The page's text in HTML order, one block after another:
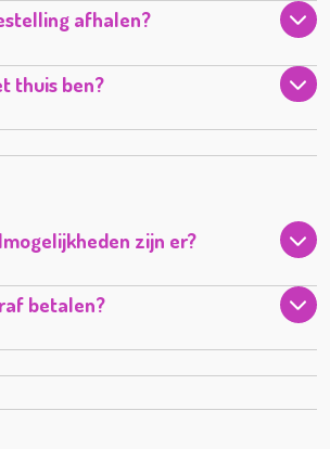
afhalen?
thuis ben?
zijn er?
betalen?